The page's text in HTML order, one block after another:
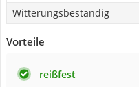
Witterungsbeständig
Vorteile
reißfest